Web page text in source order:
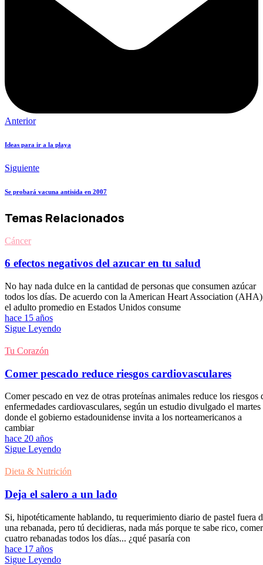
Anterior
Ideas para ir a la playa
Siguiente
Se probará vacuna antisida en 2007
Temas Relacionados
Cáncer
6 efectos negativos del azucar en tu salud
No hay nada dulce en la cantidad de personas que consumen azúcar
todos los días. De acuerdo con la American Heart Association
el adulto promedio en Estados Unidos consume
hace 15 años
Sigue Leyendo
Tu Corazón
Comer pescado reduce riesgos cardiovasculares
Comer pescado en vez de otras proteínas animales reduce los riesgos
enfermedades cardiovasculares, según un estudio divulgado el martes
donde el gobierno estadounidense invita a los norteamericanos a
cambiar
hace 20 años
Sigue Leyendo
Dieta & Nutrición
Deja el salero a un lado
Si, hipotéticamente hablando, tu requerimiento diario de pastel fuera
una rebanada, pero tú decidieras, nada más porque te sabe rico,
cuatro rebanadas todos los días... ¿qué pasaría con
hace 17 años
Sigue Leyendo